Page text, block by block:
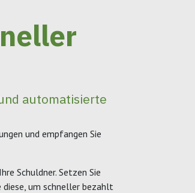
automatisierte
und empfangen Sie
Schuldner. Setzen Sie
um schneller bezahlt